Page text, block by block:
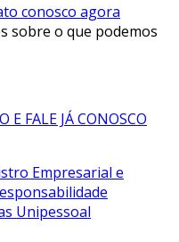
conosco agora
sobre o que podemos
E FALE JÁ CONOSCO
Empresarial e
Unipessoal